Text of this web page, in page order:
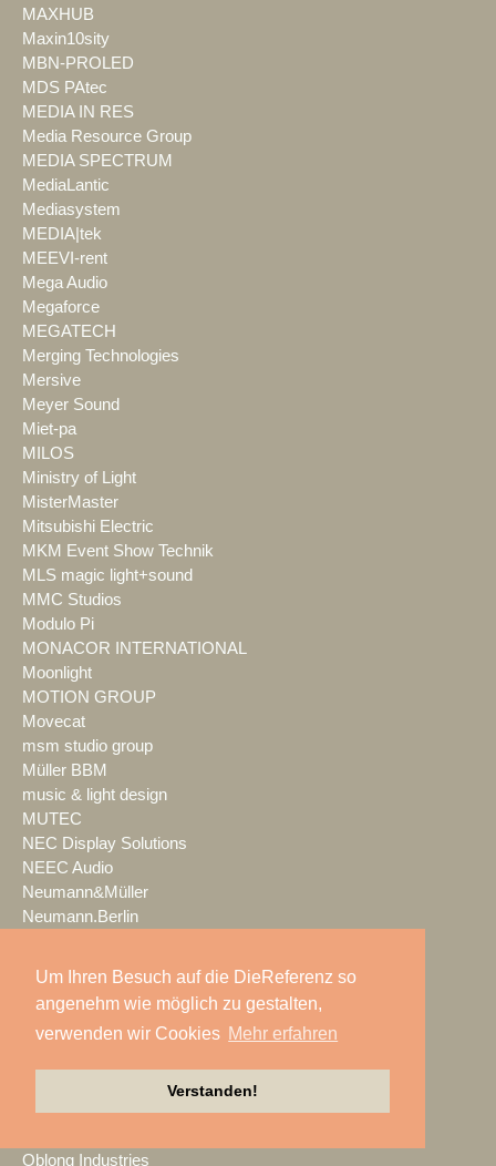
Um Ihren Besuch auf die DieReferenz so
angenehm wie möglich zu gestalten,
verwenden wir Cookies Mehr erfahren
Verstanden!
MAXHUB
Maxin10sity
MBN-PROLED
MDS PAtec
MEDIA IN RES
Media Resource Group
MEDIA SPECTRUM
MediaLantic
Mediasystem
MEDIA|tek
MEEVI-rent
Mega Audio
Megaforce
MEGATECH
Merging Technologies
Mersive
Meyer Sound
Miet-pa
MILOS
Ministry of Light
MisterMaster
Mitsubishi Electric
MKM Event Show Technik
MLS magic light+sound
MMC Studios
Modulo Pi
MONACOR INTERNATIONAL
Moonlight
MOTION GROUP
Movecat
msm studio group
Müller BBM
music & light design
MUTEC
NEC Display Solutions
NEEC Audio
Neumann&Müller
Neumann.Berlin
NIEMEIER Event Tools
NIYU.productions
nobeo
NPB Veranstaltungstechnik
NTi Audio
Oblong Industries